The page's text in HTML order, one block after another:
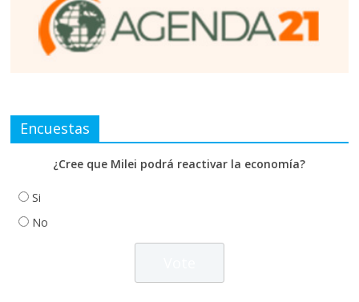
Encuestas
¿Cree que Milei podrá reactivar la economía?
Si
No